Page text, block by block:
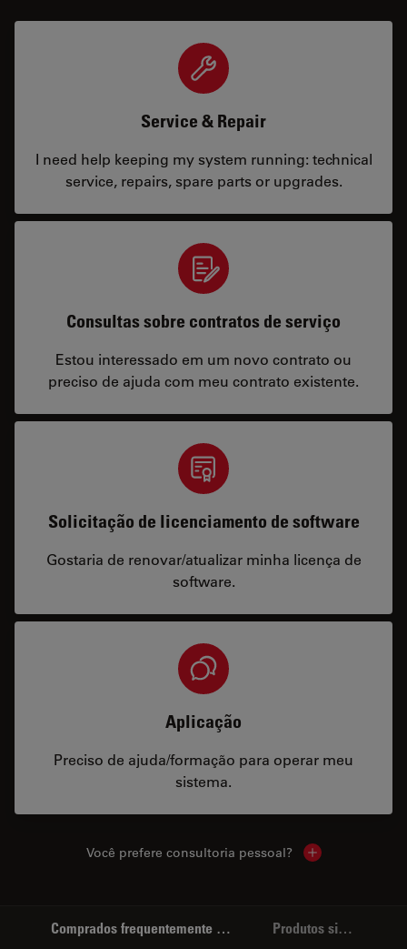
Service & Repair
I need help keeping my system running: technical
service, repairs, spare parts or upgrades.
Consultas sobre contratos de serviço
Estou interessado em um novo contrato ou
preciso de ajuda com meu contrato existente.
Solicitação de licenciamento de software
Gostaria de renovar/atualizar minha licença de
software.
Aplicação
Preciso de ajuda/formação para operar meu
sistema.
Você prefere consultoria pessoal? Show local
Comprados frequentemente em conjunto Produtos similares